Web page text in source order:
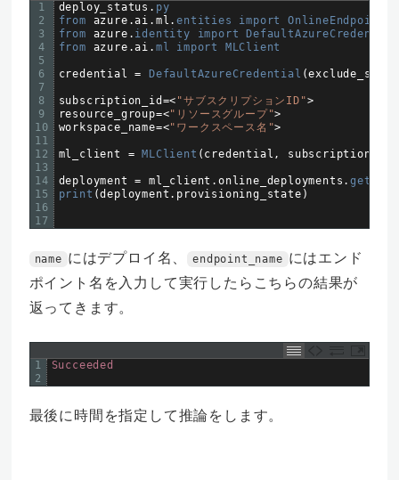
1
2
3
4
5
6
7
8
9
10
11
12
13
14
15
16
17
deploy_status . py
from azure .ai . ml .entities import OnlineEndpoint
from azure . identity import
DefaultAzureCredential
from azure .ai . ml import MLClient
credential = DefaultAzureCredential (
subscription_id =< "サブスクリプションID">
resource_group=<"リソースグループ">
workspace_name=<"ワークスペース名">
ml_client = MLClient ( credential , subscription_id
deployment = ml_client .online_deployments .get
print (deployment . provisioning_state )
name にはデプロイ名、 endpoint_name にはエンド
ポイント名を入力して実行したらこちらの結果が
返ってきます。
1
2
Succeeded
最後に時間を指定して推論をします。